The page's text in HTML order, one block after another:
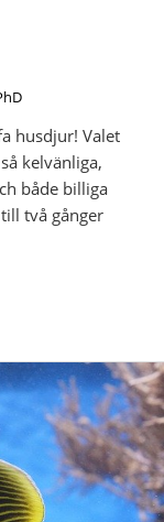
husdjur! Valet
kelvänliga,
både billiga
två gånger